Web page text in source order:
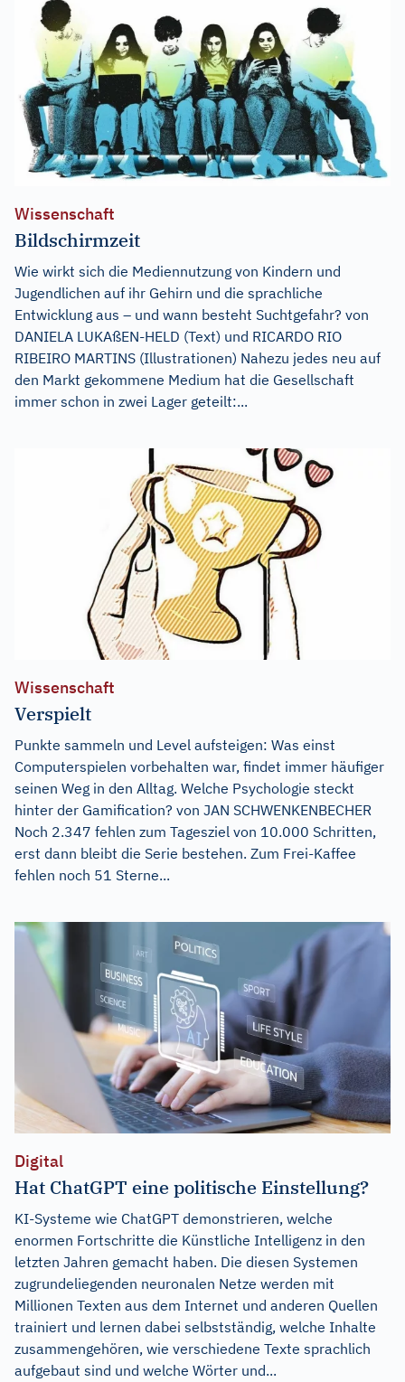
Wissenschaft
Bildschirmzeit
Wie wirkt sich die Mediennutzung von Kindern und
Jugendlichen auf ihr Gehirn und die sprachliche
Entwicklung aus – und wann besteht Suchtgefahr? von
DANIELA LUKAßEN-HELD (Text) und RICARDO RIO
RIBEIRO MARTINS (Illustrationen) Nahezu jedes neu auf
den Markt gekommene Medium hat die Gesellschaft
immer schon in zwei Lager geteilt:...
Wissenschaft
Verspielt
Punkte sammeln und Level aufsteigen: Was einst
Computerspielen vorbehalten war, findet immer häufiger
seinen Weg in den Alltag. Welche Psychologie steckt
hinter der Gamification? von JAN SCHWENKENBECHER
Noch 2.347 fehlen zum Tagesziel von 10.000 Schritten,
erst dann bleibt die Serie bestehen. Zum Frei-Kaffee
fehlen noch 51 Sterne...
Digital
Hat ChatGPT eine politische Einstellung?
KI-Systeme wie ChatGPT demonstrieren, welche
enormen Fortschritte die Künstliche Intelligenz in den
letzten Jahren gemacht haben. Die diesen Systemen
zugrundeliegenden neuronalen Netze werden mit
Millionen Texten aus dem Internet und anderen Quellen
trainiert und lernen dabei selbstständig, welche Inhalte
zusammengehören, wie verschiedene Texte sprachlich
aufgebaut sind und welche Wörter und...